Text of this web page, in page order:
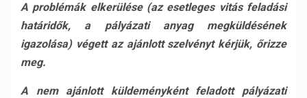
A problémák elkerülése (az esetleges vitás feladási
határidők, a pályázati anyag megküldésének
igazolása) végett az ajánlott szelvényt kérjük, őrizze
meg.
A nem ajánlott küldeményként feladott pályázati